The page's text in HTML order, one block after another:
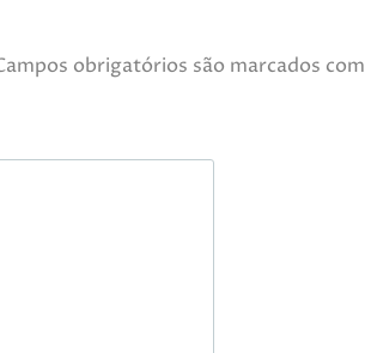
obrigatórios são marcados com